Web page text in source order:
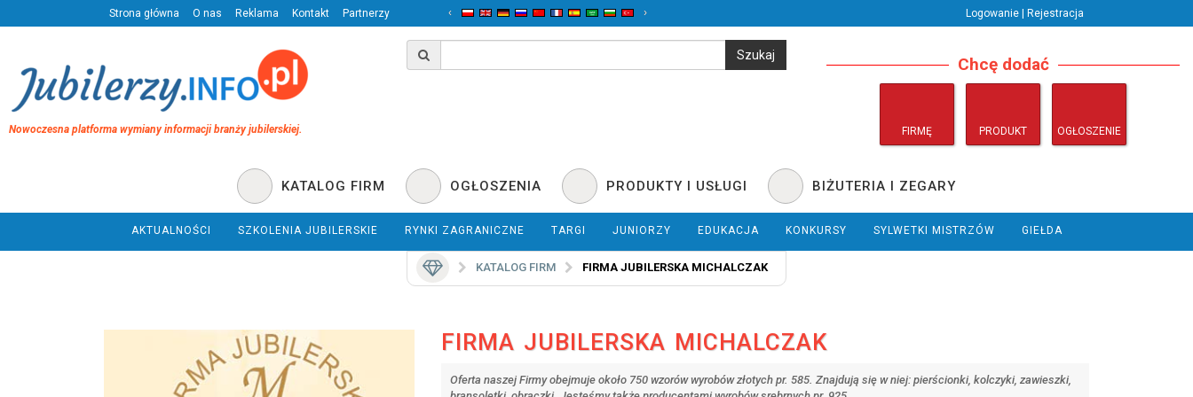
Strona główna O nas Reklama Kontakt Partnerzy ‹ › Logowanie | Rejestracja
Nowoczesna platforma wymiany informacji branży jubilerskiej.
Chcę dodać
FIRMĘ PRODUKT OGŁOSZENIE
KATALOG FIRM OGŁOSZENIA PRODUKTY I USŁUGI BIŻUTERIA I ZEGARY
AKTUALNOŚCI SZKOLENIA JUBILERSKIE RYNKI ZAGRANICZNE TARGI JUNIORZY EDUKACJA KONKURSY SYLWETKI MISTRZÓW GIEŁDA
KATALOG FIRM FIRMA JUBILERSKA MICHALCZAK
FIRMA JUBILERSKA MICHALCZAK
Oferta naszej Firmy obejmuje około 750 wzorów wyrobów złotych pr. 585. Znajdują się w niej: pierścionki, kolczyki, zawieszki,